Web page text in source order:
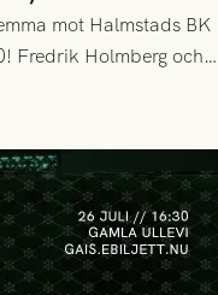
mot Halmstads BK
Fredrik Holmberg och
matchen: